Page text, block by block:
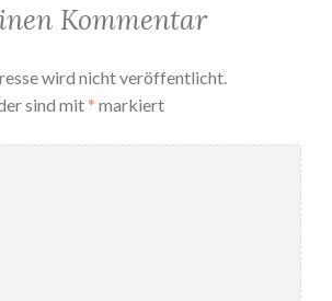
Kommentar
wird nicht veröffentlicht.
sind mit* markiert